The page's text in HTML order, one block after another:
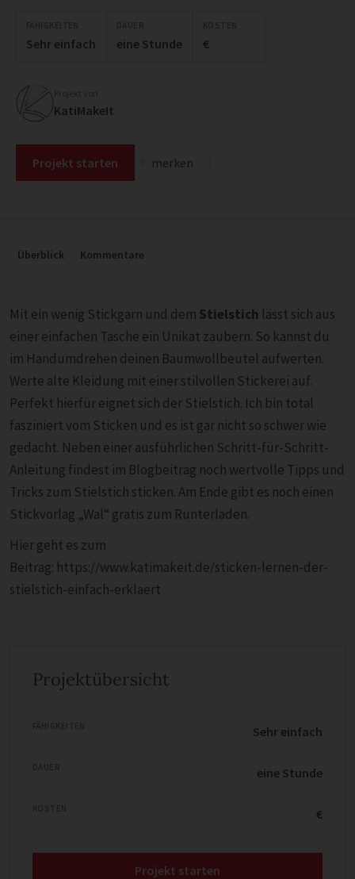
Sehr einfach eine Stunde €
KatiMakeIt
Projekt starten merken
Überblick Kommentare
Mit ein wenig Stickgarn und dem Stielstich lässt sich aus
einer einfachen Tasche ein Unikat zaubern. So kannst du
im Handumdrehen deinen Baumwollbeutel aufwerten.
Werte alte Kleidung mit einer stilvollen Stickerei auf.
Perfekt hierfür eignet sich der Stielstich. Ich bin total
fasziniert vom Sticken und es ist gar nicht so schwer wie
gedacht. Neben einer ausführlichen Schritt-für-Schritt-
Anleitung findest im Blogbeitrag noch wertvolle Tipps und
Tricks zum Stielstich sticken. Am Ende gibt es noch einen
Stickvorlag „Wal“ gratis zum Runterladen.
Hier geht es zum
Beitrag: https://www.katimakeit.de/sticken-lernen-der-
stielstich-einfach-erklaert
Projektübersicht
Sehr einfach
eine Stunde
€
Projekt starten